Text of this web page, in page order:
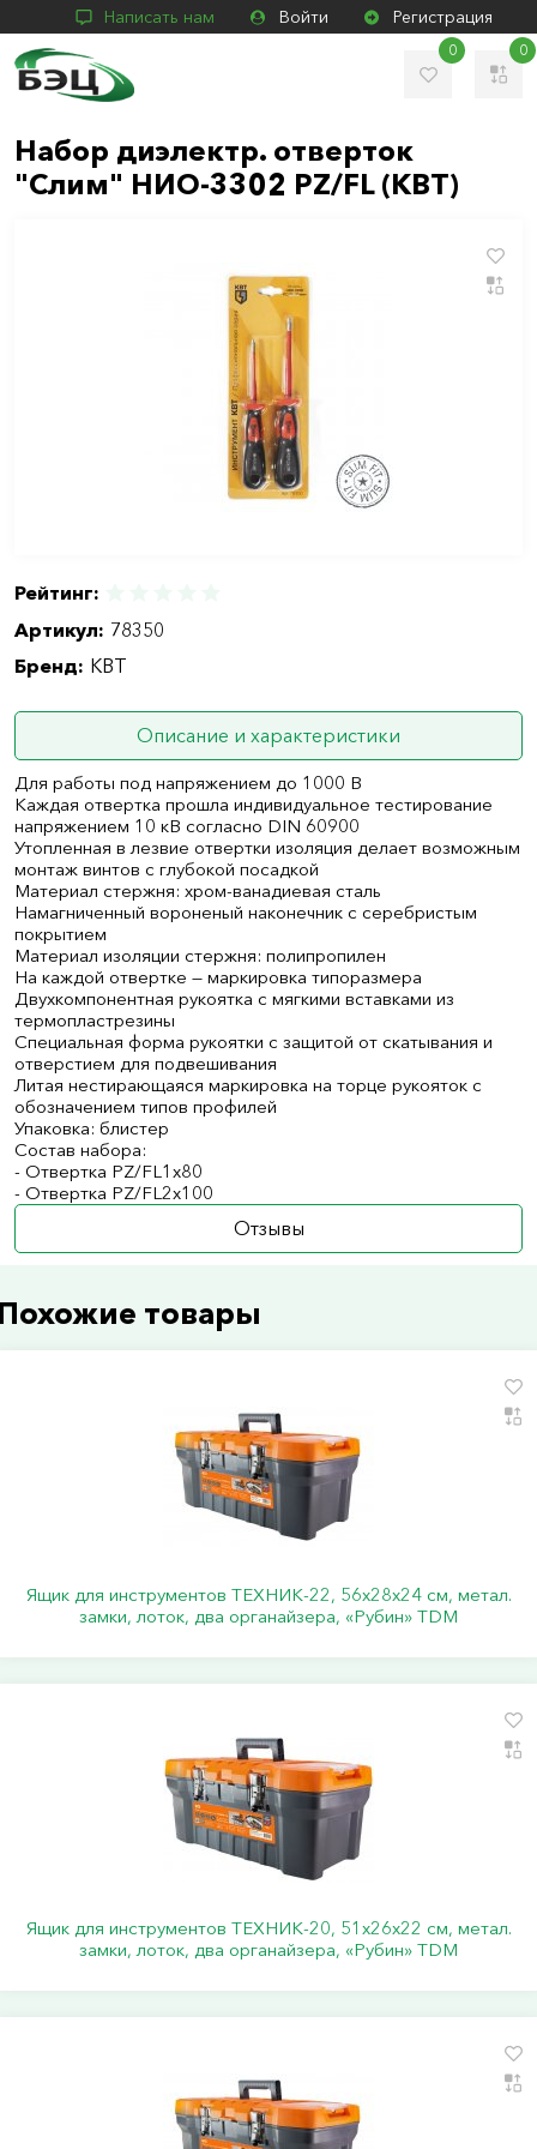
Написать нам Войти Регистрация
0 0
Набор диэлектр. отверток
"Слим" НИО-3302 PZ/FL (КВТ)
Рейтинг:
Артикул: 78350
Бренд: КВТ
Описание и характеристики
Для работы под напряжением до 1000 В
Каждая отвертка прошла индивидуальное тестирование
напряжением 10 кВ согласно DIN 60900
Утопленная в лезвие отвертки изоляция делает возможным
монтаж винтов с глубокой посадкой
Материал стержня: хром-ванадиевая сталь
Намагниченный вороненый наконечник с серебристым
покрытием
Материал изоляции стержня: полипропилен
На каждой отвертке — маркировка типоразмера
Двухкомпонентная рукоятка с мягкими вставками из
термопластрезины
Специальная форма рукоятки с защитой от скатывания и
отверстием для подвешивания
Литая нестирающаяся маркировка на торце рукояток с
обозначением типов профилей
Упаковка: блистер
Состав набора:
- Отвертка PZ/FL1х80
- Отвертка PZ/FL2х100
Отзывы
товары
Ящик для инструментов ТЕХНИК-22, 56х28х24 см, метал.
замки, лоток, два органайзера, «Рубин» TDM
Ящик для инструментов ТЕХНИК-20, 51х26х22 см, метал.
замки, лоток, два органайзера, «Рубин» TDM